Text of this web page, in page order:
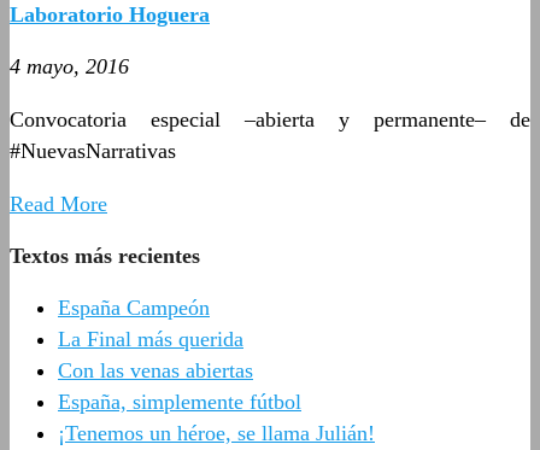
Laboratorio Hoguera
4 mayo, 2016
Convocatoria especial –abierta y permanente­– de
#NuevasNarrativas
Read More
Textos más recientes
España Campeón
La Final más querida
Con las venas abiertas
España, simplemente fútbol
¡Tenemos un héroe, se llama Julián!